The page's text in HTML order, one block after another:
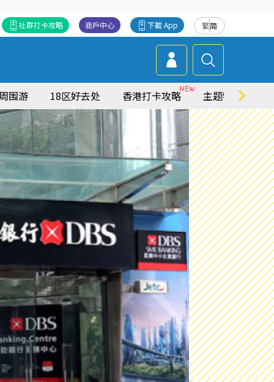
繁简
下載 App
商戶中心
社群打卡攻略
围游 18区好去处 香港打卡攻略 主题特集